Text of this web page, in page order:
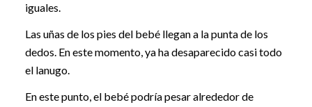
iguales.
Las uñas de los pies del bebé llegan a la punta de los
dedos. En este momento, ya ha desaparecido casi todo
el lanugo.
En este punto, el bebé podría pesar alrededor de